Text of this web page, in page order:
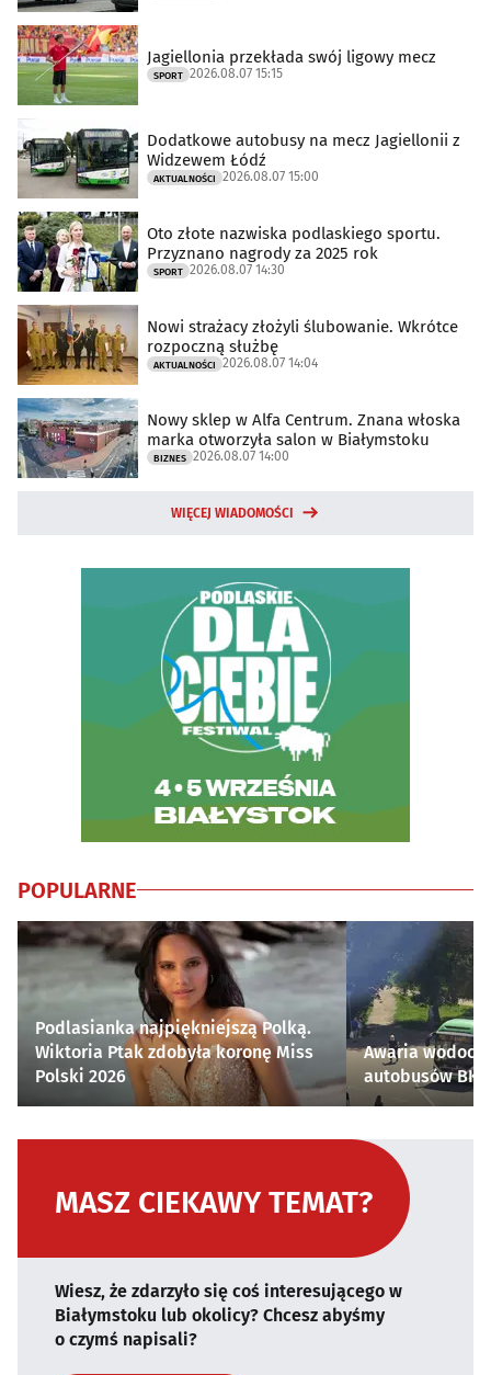
Jagiellonia przekłada swój ligowy mecz
SPORT 2026.08.07 15:15
Dodatkowe autobusy na mecz Jagiellonii z
Widzewem Łódź
AKTUALNOŚCI 2026.08.07 15:00
Oto złote nazwiska podlaskiego sportu.
Przyznano nagrody za 2025 rok
SPORT 2026.08.07 14:30
Nowi strażacy złożyli ślubowanie. Wkrótce
rozpoczną służbę
AKTUALNOŚCI 2026.08.07 14:04
Nowy sklep w Alfa Centrum. Znana włoska
marka otworzyła salon w Białymstoku
BIZNES 2026.08.07 14:00
WIĘCEJ WIADOMOŚCI
POPULARNE
Podlasianka najpiękniejszą Polką.
Wiktoria Ptak zdobyła koronę Miss
Polski 2026
Awaria
autobusów
MASZ CIEKAWY TEMAT?
Wiesz, że zdarzyło się coś interesującego w
Białymstoku lub okolicy? Chcesz abyśmy
o czymś napisali?